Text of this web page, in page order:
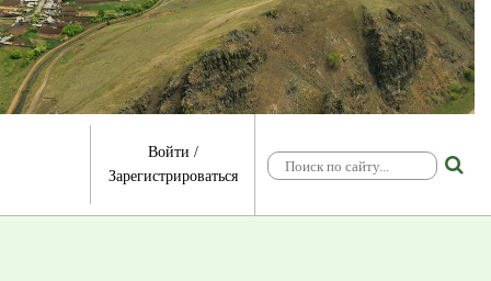
Войти /
Зарегистрироваться